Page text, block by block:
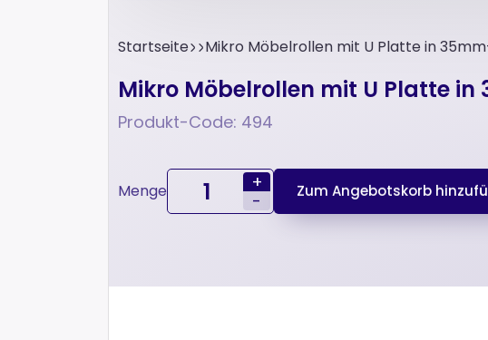
Startseite Mikro Möbelrollen mit U Platte in
Mikro Möbelrollen mit U Platte
Produkt-Code: 494
Menge
+
-
Zum Angebotskorb